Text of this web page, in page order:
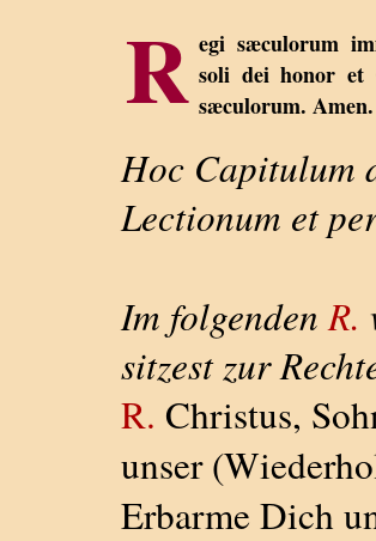
R egi sæculorum
soli dei honor et
sæculorum. Amen.
Hoc Capitulum
Lectionum et
Im folgenden R.
sitzest zur
R. Christus,
unser
Erbarme Dich